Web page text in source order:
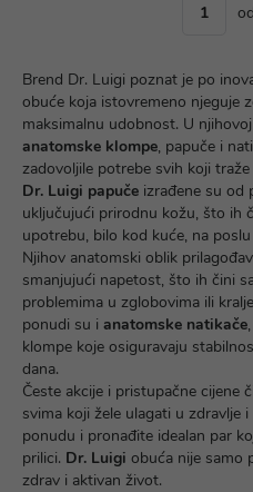
Brend Dr. Luigi poznat je po
obuće koja istovremeno njeguje
maksimalnu udobnost. U
anatomske klompe, papuče i
zadovoljile potrebe svih koji
Dr. Luigi papuče izrađene su od
uključujući prirodnu kožu, što ih
upotrebu, bilo kod kuće, na
Njihov anatomski oblik
smanjujući napetost, što ih čini
problemima u zglobovima ili
ponudi su i anatomske natikače
klompe koje osiguravaju
dana.
Česte akcije i pristupačne cijene
svima koji žele ulagati u zdravlje
ponudu i pronađite idealan par
prilici. Dr. Luigi obuća nije samo
zdrav i aktivan život.